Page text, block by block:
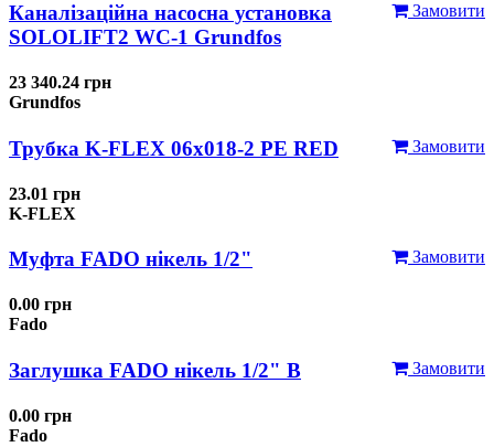
Замовити
Каналізаційна насосна установка
SOLOLIFT2 WC-1 Grundfos
23 340.24 грн
Grundfos
Замовити
Трубка K-FLEX 06x018-2 РЕ RED
23.01 грн
K-FLEX
Замовити
Муфта FADO нікель 1/2"
0.00 грн
Fado
Замовити
Заглушка FADO нікель 1/2" В
0.00 грн
Fado